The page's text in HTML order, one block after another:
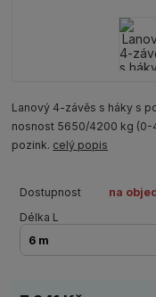
Lanový 4-závěs s háky s
nosnost 5650/4200 kg (0-
pozink. celý popis
Dostupnost
na
Délka L